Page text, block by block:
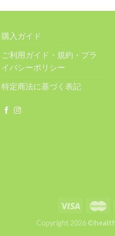
購入ガイド
ご利用ガイド・規約・プラ
イバシーポリシー
特定商法に基づく表記
Copyright 2026 ©